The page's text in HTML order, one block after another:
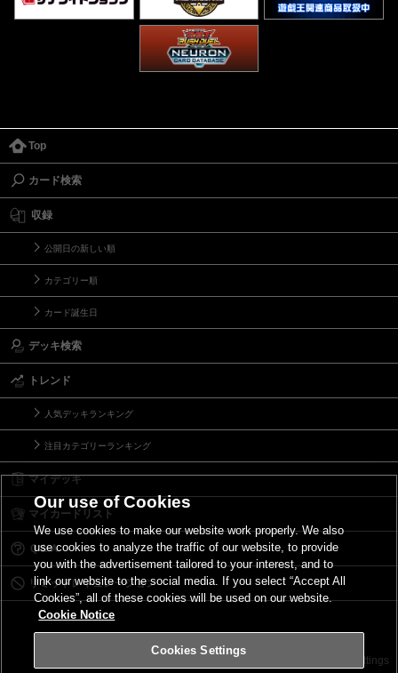
Top
カード検索
収録
公開日の新しい順
カテゴリー順
カード誕生日
デッキ検索
トレンド
人気デッキランキング
注目カテゴリーランキング
マイデッキ
マイカードリスト
Ｑ＆Ａ
リミットレギュレーション
サイトポリシー Cookies Settings
Our use of Cookies
We use cookies to make our website work properly. We also
use cookies to analyze the traffic of our website, to provide
you with the advertisement tailored to your interest, and to
link our website to the social media. If you select “Accept All
Cookies”, all of these cookies will be used on our website.
Cookie Notice
Cookies Settings